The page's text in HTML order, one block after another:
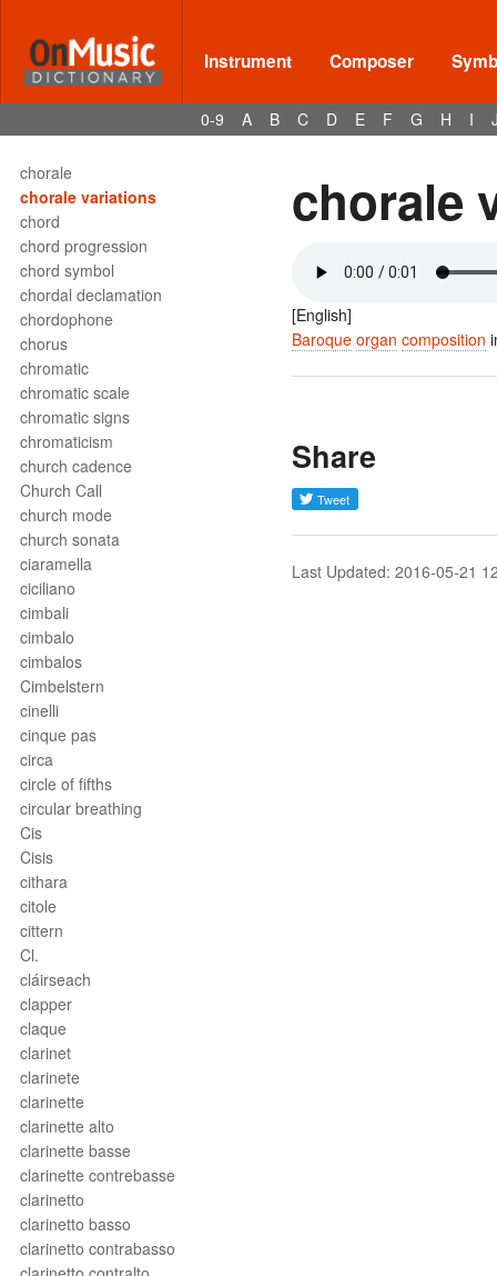
Instrument Composer
0-9 A B C D E F G H I
chiocciola
chitarrone
choir
chorale
chorale variations
chord
chord progression
chord symbol
chordal declamation
chordophone
chorus
chromatic
chromatic scale
chromatic signs
chromaticism
church cadence
Church Call
church mode
church sonata
ciaramella
ciciliano
cimbali
cimbalo
cimbalos
Cimbelstern
cinelli
cinque pas
circa
circle of fifths
circular breathing
Cis
Cisis
cithara
citole
cittern
Cl.
cláirseach
clapper
claque
clarinet
clarinete
clarinette
clarinette alto
clarinette basse
clarinette contrebasse
clarinetto
clarinetto basso
clarinetto contrabasso
chorale
[English]
Baroque organ composition
Share
Last Updated: 2016-05-21